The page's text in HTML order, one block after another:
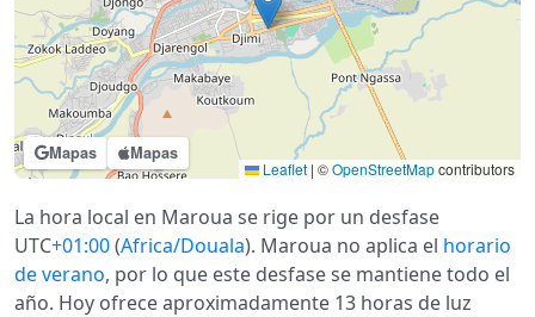
Mapas Mapas
Leaflet | ©OpenStreetMapcontributors
La hora local en Maroua se rige por un desfase
UTC+01:00(Africa/Douala). Maroua no aplica el horario
de verano, por lo que este desfase se mantiene todo el
año. Hoy ofrece aproximadamente 13 horas de luz